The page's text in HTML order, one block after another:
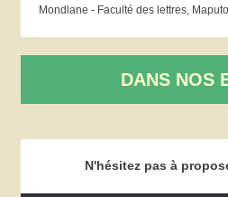
Mondlane - Faculté des lettres, Maputo
DANS NOS
N'hésitez pas à